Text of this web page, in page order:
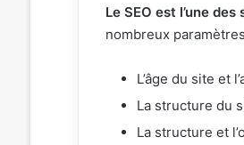
Le SEO est l’une
nombreux
L’âge du site et
La structure du
La structure et